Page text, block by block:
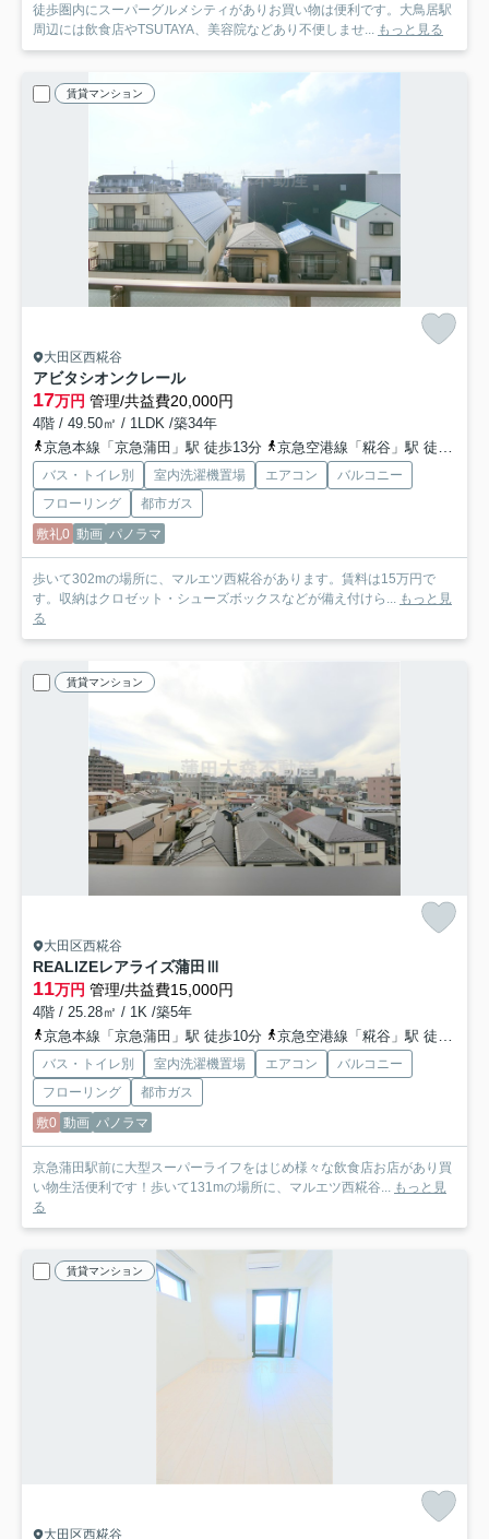
徒歩圏内にスーパーグルメシティがありお買い物は便利です。大鳥居駅
周辺には飲食店やTSUTAYA、美容院などあり不便しませ...
もっと見る
賃貸マンション
大田区西糀谷
アビタシオンクレール
17万円 管理/共益費20,000円
4階 / 49.50㎡ / 1LDK /築34年
京急本線「京急蒲田」駅 徒歩13分
京急空港線「糀谷」駅 徒歩11分
バス・トイレ別 室内洗濯機置場 エアコン
バルコニー
フローリング
都市ガス
敷礼0 動画 パノラマ
歩いて302mの場所に、マルエツ西糀谷があります。賃料は15万円で
す。収納はクロゼット・シューズボックスなどが備え付けら...
もっと見
る
賃貸マンション
大田区西糀谷
REALIZEレアライズ蒲田Ⅲ
11万円 管理/共益費15,000円
4階 / 25.28㎡ / 1K /築5年
京急本線「京急蒲田」駅 徒歩10分
京急空港線「糀谷」駅 徒歩8分
バス・トイレ別 室内洗濯機置場 エアコン
バルコニー
フローリング
都市ガス
敷0 動画 パノラマ
京急蒲田駅前に大型スーパーライフをはじめ様々な飲食店お店があり買
い物生活便利です！歩いて131mの場所に、マルエツ西糀谷...
もっと見
る
賃貸マンション
大田区西糀谷